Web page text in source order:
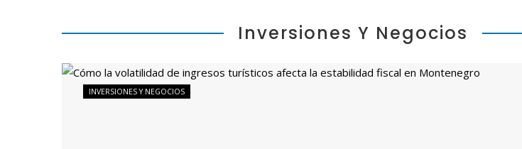
Inversiones Y Negocios
INVERSIONES Y NEGOCIOS